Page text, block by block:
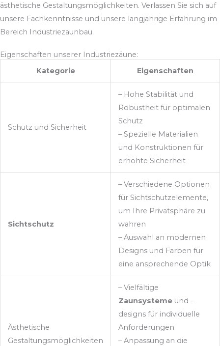
ästhetische Gestaltungsmöglichkeiten. Verlassen Sie sich auf
unsere Fachkenntnisse und unsere langjährige Erfahrung im
Bereich Industriezaunbau.
Eigenschaften unserer Industriezäune:
Kategorie
Eigenschaften
Schutz und Sicherheit
– Hohe Stabilität und
Robustheit für optimalen
Schutz
– Spezielle Materialien
und Konstruktionen für
erhöhte Sicherheit
Sichtschutz
– Verschiedene Optionen
für Sichtschutzelemente,
um Ihre Privatsphäre zu
wahren
– Auswahl an modernen
Designs und Farben für
eine ansprechende Optik
Ästhetische
Gestaltungsmöglichkeiten
– Vielfältige
Zaunsystemeund -
designs für individuelle
Anforderungen
– Anpassung an die